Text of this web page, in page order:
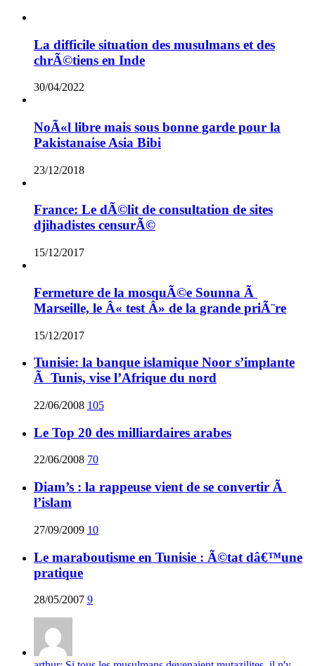
La difficile situation des musulmans et des
chrÃ©tiens en Inde
30/04/2022
NoÃ«l libre mais sous bonne garde pour la
Pakistanaise Asia Bibi
23/12/2018
France: Le dÃ©lit de consultation de sites
djihadistes censurÃ©
15/12/2017
Fermeture de la mosquÃ©e Sounna Ã
Marseille, le Â« test Â» de la grande priÃ¨re
15/12/2017
Tunisie: la banque islamique Noor s’implante
Ã Tunis, vise l’Afrique du nord
22/06/2008 105
Le Top 20 des milliardaires arabes
22/06/2008 70
Diam’s : la rappeuse vient de se convertir Ã
l’islam
27/09/2009 10
Le maraboutisme en Tunisie : Ã©tat dâ€™une
pratique
28/05/2007 9